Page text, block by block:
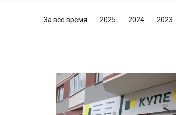
За все время 2025 2024 2023